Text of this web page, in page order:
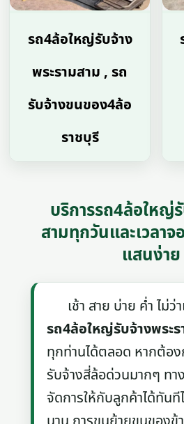
รถ4ล้อใหญ่รับจ้าง
พระรามสาม , รถ
รับจ้างขนของ4ล้อ
ราชบุรี
บริการรถ4ล้อใหญ่
สามทุกวันและเวลา
แสนง่าย
เช้า สาย บ่าย ค่ำ ไม่ว่า
รถ4ล้อใหญ่รับจ้างพระ
ทุกท่านได้ตลอด หากต้อ
รับจ้างสี่ล้อด่วนมากๆ ทา
จัดการให้กับลูกค้าได้ทัน